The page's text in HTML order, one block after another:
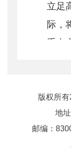
立足
际，
重中
老年
省
福利
版权所
地
邮编：